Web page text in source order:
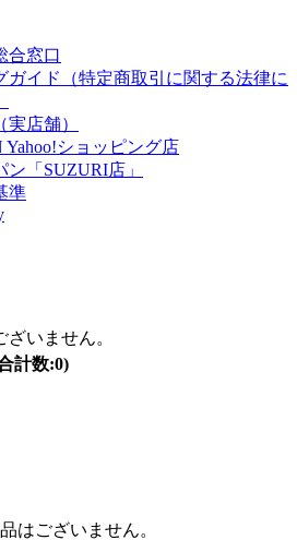
合窓口
ガイド（特定商取引に関する法律に
店舗）
Yahoo!ショッピング店
「SUZURI店」
準
いません。
計数:0)
はございません。